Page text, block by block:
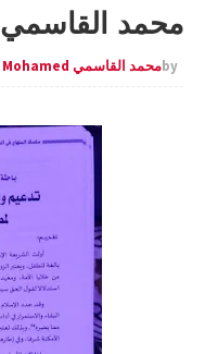
محمد القاسمي
byمحمد القاسمي Al kacimi Mohamed